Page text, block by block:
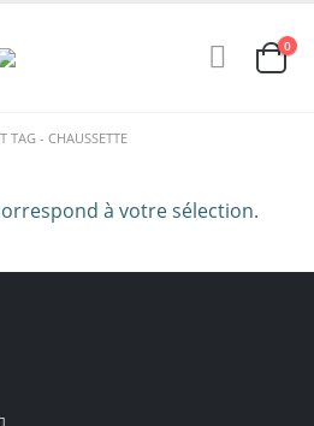
0
TAG -CHAUSSETTE
à votre sélection.